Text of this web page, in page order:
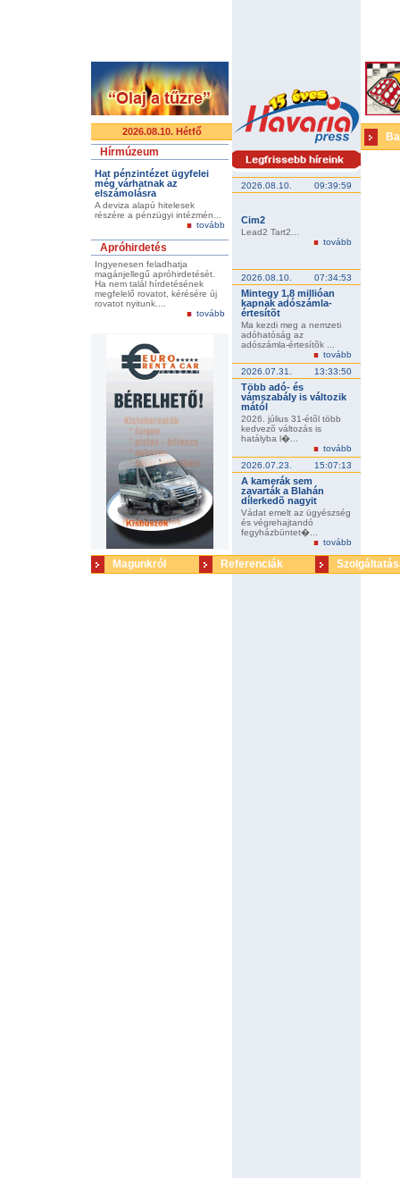
2026.08.10. Hétfő
Hírmúzeum
Hat pénzintézet ügyfelei
még várhatnak az
elszámolásra
A deviza alapú hitelesek
részére a pénzügyi intézmén...
tovább
Apróhirdetés
Ingyenesen feladhatja
magánjellegű apróhirdetését.
Ha nem talál hírdetésének
megfelelő rovatot, kérésére új
rovatot nyitunk....
tovább
2026.08.10. 09:39:59
Cim2
Lead2 Tart2...
tovább
2026.08.10. 07:34:53
Mintegy 1,8 millióan
kapnak adószámla-
értesítõt
Ma kezdi meg a nemzeti
adóhatóság az
adószámla-értesítõk ...
tovább
2026.07.31.
13:33:50
Több adó- és
vámszabály is változik
mától
2026. július 31-étõl több
kedvezõ változás is
hatályba l�...
tovább
2026.07.23.
15:07:13
A kamerák sem
zavarták a Blahán
dílerkedõ nagyit
Vádat emelt az ügyészség
és végrehajtandó
fegyházbüntet�...
tovább
Magunkról Referenciák